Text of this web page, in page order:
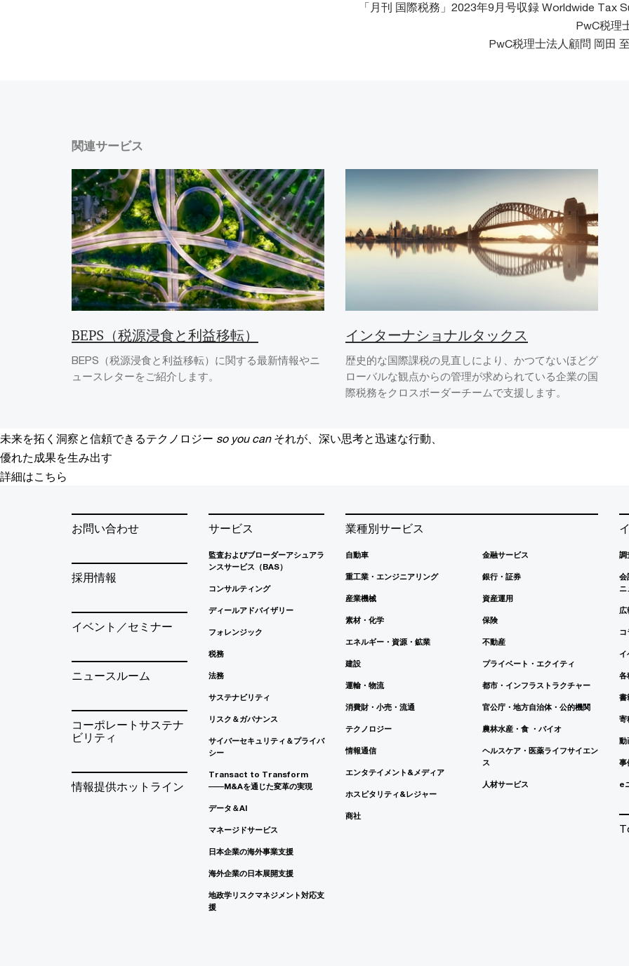
「月刊 国際税務」2023年9月号収録 Worldwide Tax
PwC税理
PwC税理士法人顧問 岡田
関連サービス
BEPS（税源浸食と利益移転）
BEPS（税源浸食と利益移転）に関する最新情報やニ
ュースレターをご紹介します。
インターナショナルタックス
歴史的な国際課税の見直しにより、かつてないほどグ
ローバルな観点からの管理が求められている企業の国
際税務をクロスボーダーチームで支援します。
未来を拓く洞察と信頼できるテクノロジー so you can それが、深い思考と迅速な行動、
優れた成果を生み出す
詳細はこちら
お問い合わせ
採用情報
イベント／セミナー
ニュースルーム
コーポレートサステナ
ビリティ
情報提供ホットライン
サービス
監査およびブローダーアシュアラ
ンスサービス（BAS）
コンサルティング
ディールアドバイザリー
フォレンジック
税務
法務
サステナビリティ
リスク＆ガバナンス
サイバーセキュリティ＆プライバ
シー
Transact to Transform
――M&Aを通じた変革の実現
データ＆AI
マネージドサービス
日本企業の海外事業支援
海外企業の日本展開支援
地政学リスクマネジメント対応支
援
業種別サービス
自動車
重工業・エンジニアリング
産業機械
素材・化学
エネルギー・資源・鉱業
建設
運輸・物流
消費財・小売・流通
テクノロジー
情報通信
エンタテイメント&メディア
ホスピタリティ&レジャー
商社
金融サービス
銀行・証券
資産運用
保険
不動産
プライベート・エクイティ
都市・インフラストラクチャー
官公庁・地方自治体・公的機関
農林水産・食 ・バイオ
ヘルスケア・医薬ライフサイエン
ス
人材サービス
調
会
ニ
広
コ
イ
各
書
寄
動
事
e